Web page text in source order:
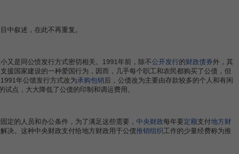
中叙述，在此不再重复。
是同公愤发行方式密切相关。1991年前，除不公开发行的财政债券外，其
援国家建设的一种爱国行为，因而，几乎每个职工和农民都购买了公债，但
年公馈发行方式改为承购包销后，公债改为主要由存款较多的个人和有闲
点，大大降低了公债的印制和调运费用。
定的人员和办公条件，为了满足这些需要， 中央财政每年要定额支付地方财
决。这种中央财政支付给地方财政用于公债推销组织工作的少量经费称为推